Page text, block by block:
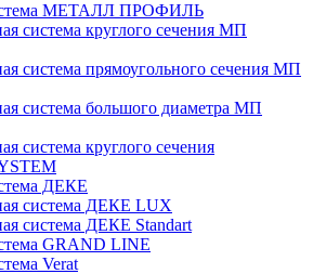
МЕТАЛЛ ПРОФИЛЬ
система круглого сечения МП
система прямоугольного сечения МП
система большого диаметра МП
система круглого сечения
ДЕКЕ
система ДЕКЕ LUX
система ДЕКЕ Standart
GRAND LINE
Verat